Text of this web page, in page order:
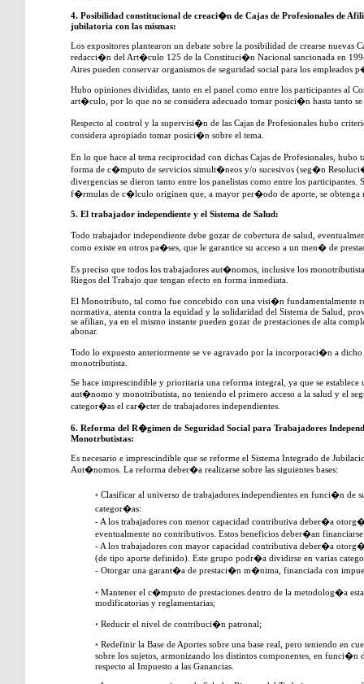
4. Posibilidad constitucional de creaci�n de Cajas de Profesionales de
jubilatoria con las mismas:
Los expositores plantearon un debate sobre la posibilidad de crearse nuevas
redacci�n del Art�culo 125 de la Constituci�n Nacional sancionada en
Aires pueden conservar organismos de seguridad social para los
Hubo opiniones divididas, tanto en el panel como entre los participantes al
art�culo, por lo que no se considera adecuado tomar posici�n hasta tanto se
Respecto al control y la supervisi�n de las Cajas de Profesionales hubo
considera apropiado tomar posici�n sobre el tema.
En lo que hace al tema reciprocidad con dichas Cajas de Profesionales,
forma de c�mputo de servicios simult�neos y/o sucesivos (seg�n
divergencias se dieron tanto entre los panelistas como entre los
f�rmulas de c�lculo originen que, a mayor per�odo de aporte, se obtenga
5. El trabajador independiente y el Sistema de Salud:
Todo trabajador independiente debe gozar de cobertura de salud,
como existe en otros pa�ses, que le garantice su acceso a un men� de
Es preciso que todos los trabajadores aut�nomos, inclusive los
Riegos del Trabajo que tengan efecto en forma inmediata.
El Monotributo, tal como fue concebido con una visi�n fundamentalmente
normativa, atenta contra la equidad y la solidaridad del Sistema de Salud,
se afilian, ya en el mismo instante pueden gozar de prestaciones de alta
abonar.
Todo lo expuesto anteriormente se ve agravado por la incorporaci�n a
monotributista.
Se hace imprescindible y prioritaria una reforma integral, ya que se establece
aut�nomo y monotributista, no teniendo el primero acceso a la salud y el
categor�as el car�cter de trabajadores independientes.
6. Reforma del R�gimen de Seguridad Social para Trabajadores
Monotrbutistas:
Es necesario e imprescindible que se reforme el Sistema Integrado de
Aut�nomos. La reforma deber�a realizarse sobre las siguientes bases:
• Clasificar al universo de trabajadores independientes en funci�n de
categor�as:
- A los trabajadores con menor capacidad contributiva deber�a
eventualmente no contributivos. Estos beneficios deber�an
- A los trabajadores con mayor capacidad contributiva deber�a
(de tipo aporte definido). Este grupo podr�a dividirse en varias
- Otorgar una garant�a de prestaci�n m�nima, financiada con
• Mantener el c�mputo de prestaciones dentro de la metodolog�a
modificatorias y reglamentarias;
• Reducir el nivel de contribuci�n patronal;
• Redefinir la Base de Aportes sobre una base real, pero teniendo en
sobre los sujetos, armonizando los distintos componentes, en
respecto al Impuesto a las Ganancias.